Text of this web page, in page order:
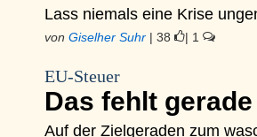
Lass niemals eine Krise
von Giselher Suhr | 38 | 1
EU-Steuer
Das fehlt
Auf der Zielgeraden zum